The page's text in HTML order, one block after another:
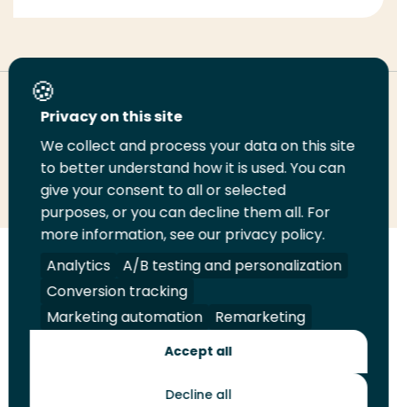
Deel deze pagina
Deel
LinkedIn
Deel
op
Twitter
Deel
op
Facebook
Email
deze
pagina
Print
deze
pagina
Volg
ons
op
LinkedIn
Volg
ons
op
Facebook
Volg
ons
op
YouTube
Volg
ons
op
Instagram
Juridisch Security A-Z Index
Contact
Privacy on this site
We collect and process your data on this site
to better understand how it is used. You can
give your consent to all or selected
purposes, or you can decline them all. For
more information, see our privacy policy.
Analytics
A/B testing and personalization
Conversion tracking
Marketing automation
Remarketing
Accept all
Decline all